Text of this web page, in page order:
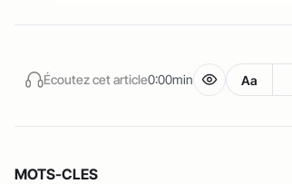
Écoutez cet article0:00min Aa
MOTS-CLES